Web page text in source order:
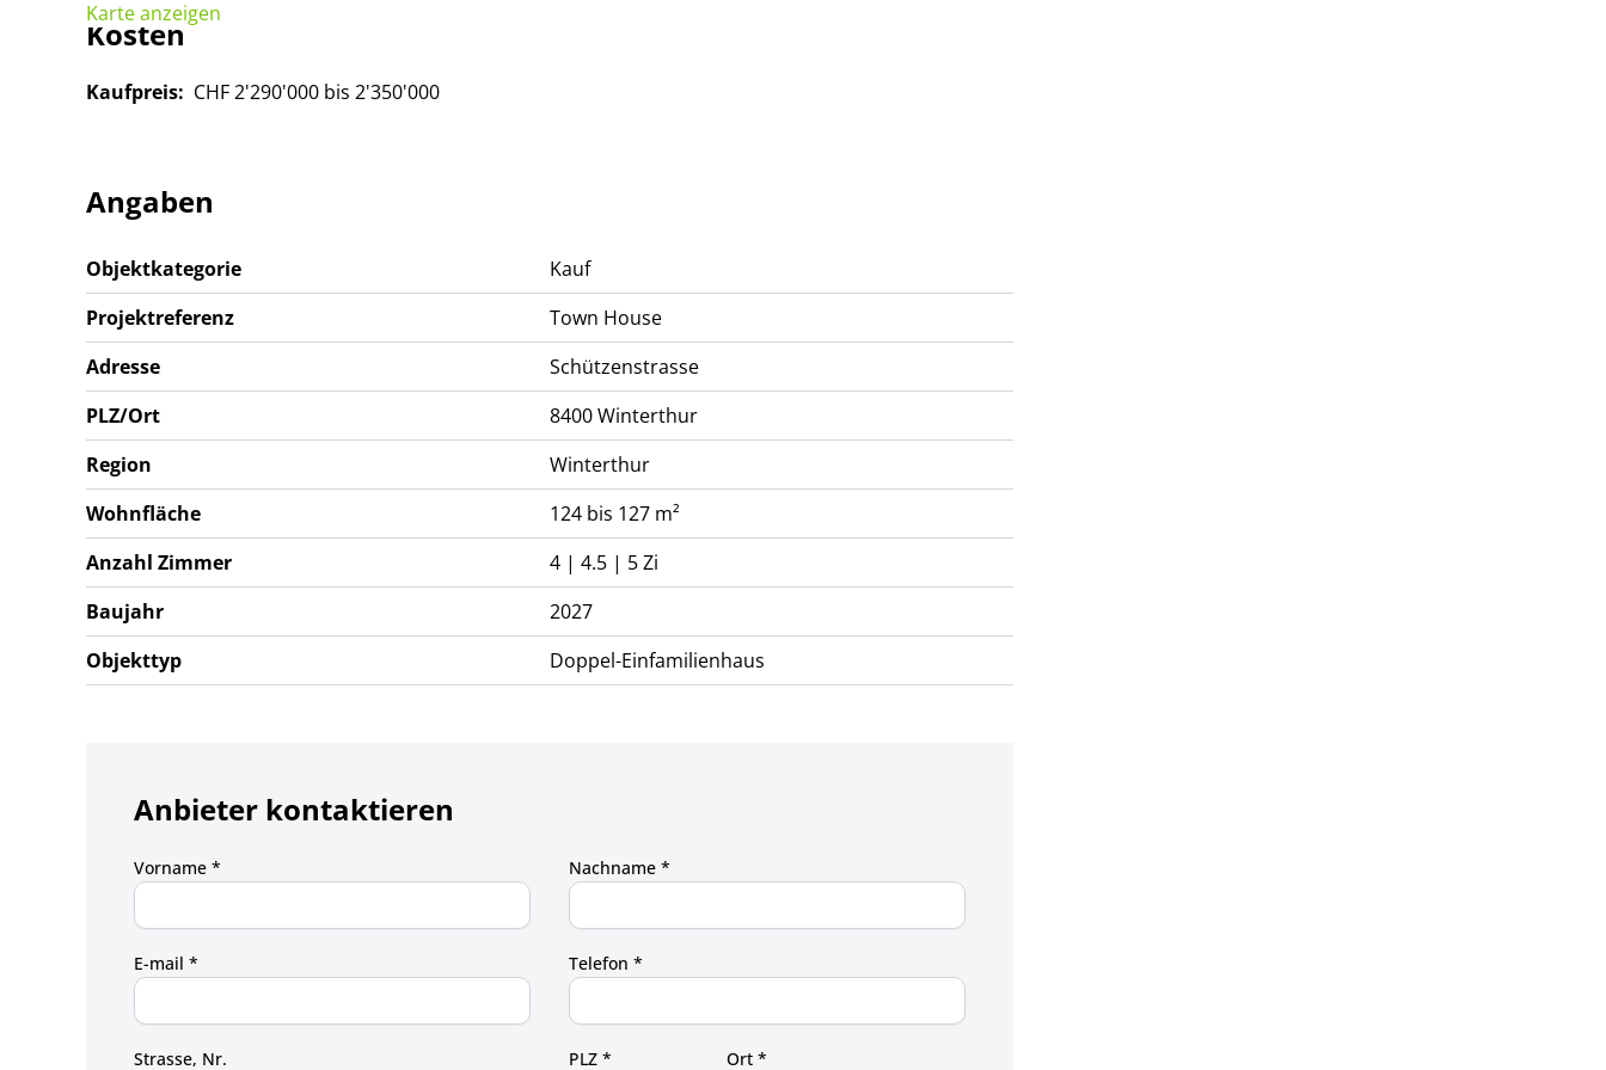
Karte anzeigen
Kosten
Kaufpreis: CHF 2'290'000 bis 2'350'000
Angaben
Objektkategorie
Kauf
Projektreferenz
Town House
Adresse
Schützenstrasse
PLZ/Ort
8400Winterthur
Region
Winterthur
Wohnfläche
124 bis 127 m²
Anzahl Zimmer
4 | 4.5 | 5 Zi
Baujahr
2027
Objekttyp
Doppel-Einfamilienhaus
Anbieter kontaktieren
Vorname * Nachname *
E-mail * Telefon *
Strasse, Nr. PLZ * Ort *